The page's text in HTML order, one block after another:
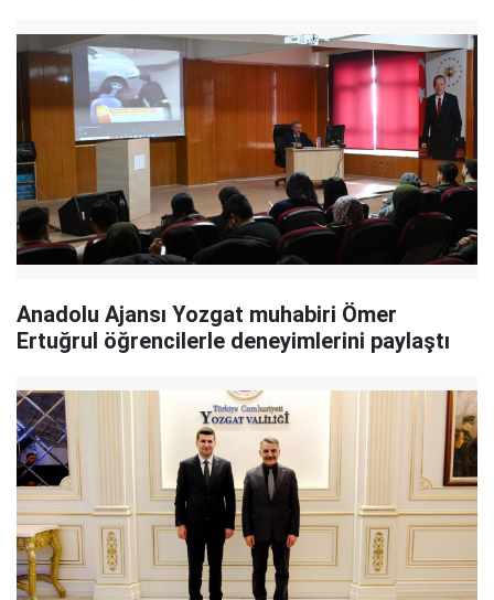
Anadolu Ajansı Yozgat muhabiri Ömer
Ertuğrul öğrencilerle deneyimlerini paylaştı